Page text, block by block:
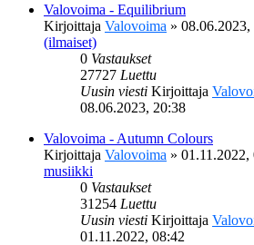
Valovoima - Equilibrium
Kirjoittaja Valovoima » 08.06.2023,
(ilmaiset)
0 Vastaukset
27727 Luettu
Uusin viesti Kirjoittaja
08.06.2023, 20:38
Valovoima - Autumn Colours
Kirjoittaja Valovoima » 01.11.2022,
musiikki
0 Vastaukset
31254 Luettu
Uusin viesti Kirjoittaja
01.11.2022, 08:42